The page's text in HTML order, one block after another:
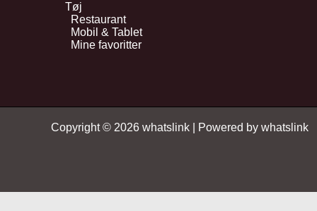
Tøj
Restaurant
Mobil & Tablet
Mine favoritter
Copyright © 2026 whatslink | Powered by whatslink